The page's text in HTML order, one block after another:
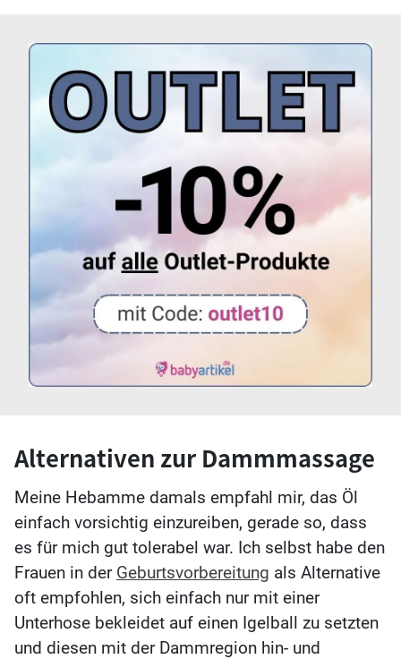
Alternativen zur Dammmassage
Meine Hebamme damals empfahl mir, das Öl
einfach vorsichtig einzureiben, gerade so, dass
es für mich gut tolerabel war. Ich selbst habe den
Frauen in der Geburtsvorbereitung als Alternative
oft empfohlen, sich einfach nur mit einer
Unterhose bekleidet auf einen Igelball zu setzten
und diesen mit der Dammregion hin- und